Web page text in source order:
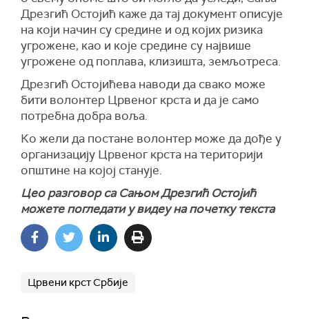
Дрезгић Остојић каже да тај документ описује
на који начин су средине и од којих ризика
угрожене, као и које средине су највише
угрожене од поплава, клизишта, земљотреса.
Дрезгић Остојићева наводи да свако може
бити волонтер Црвеног крста и да је само
потребна добра воља.
Ко жели да постане волонтер може да дође у
организацију Црвеног крста на територији
општине на којој станује.
Цео разговор са Сањом Дрезгић Остојић
можете погледати у видеу на почетку текста
Црвени крст Србије